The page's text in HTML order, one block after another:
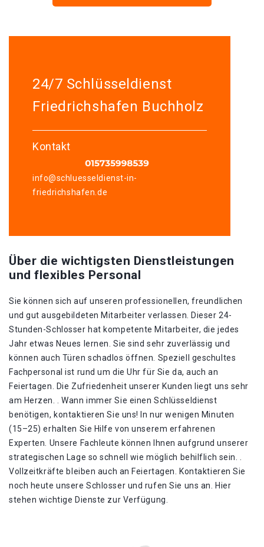
24/7 Schlüsseldienst
Friedrichshafen Buchholz
Kontakt
info@schluesseldienst-in-
friedrichshafen.de
Über die wichtigsten Dienstleistungen
und flexibles Personal
Sie können sich auf unseren professionellen, freundlichen
und gut ausgebildeten Mitarbeiter verlassen. Dieser 24-
Stunden-Schlosser hat kompetente Mitarbeiter, die jedes
Jahr etwas Neues lernen. Sie sind sehr zuverlässig und
können auch Türen schadlos öffnen. Speziell geschultes
Fachpersonal ist rund um die Uhr für Sie da, auch an
Feiertagen. Die Zufriedenheit unserer Kunden liegt uns sehr
am Herzen. . Wann immer Sie einen Schlüsseldienst
benötigen, kontaktieren Sie uns! In nur wenigen Minuten
(15–25) erhalten Sie Hilfe von unserem erfahrenen
Experten. Unsere Fachleute können Ihnen aufgrund unserer
strategischen Lage so schnell wie möglich behilflich sein. .
Vollzeitkräfte bleiben auch an Feiertagen. Kontaktieren Sie
noch heute unsere Schlosser und rufen Sie uns an. Hier
stehen wichtige Dienste zur Verfügung.